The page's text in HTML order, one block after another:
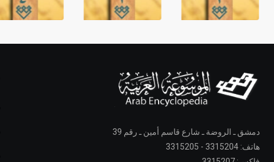
دمشق ـ الروضة ـ شارع قاسم أمين ـ رقم 39
هاتف: 3315204 - 3315205